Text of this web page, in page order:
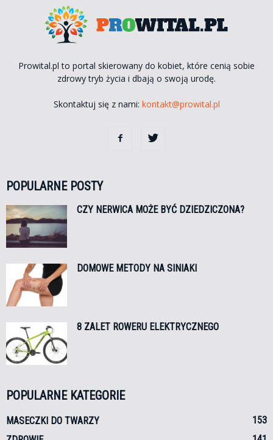
Prowital.pl to portal skierowany do kobiet, które cenią sobie
zdrowy tryb życia i dbają o swoją urodę.
Skontaktuj się z nami: kontakt@prowital.pl
POPULARNE POSTY
CZY NERWICA MOŻE BYĆ DZIEDZICZONA?
DOMOWE METODY NA SINIAKI
8 ZALET ROWERU ELEKTRYCZNEGO
POPULARNE KATEGORIE
MASECZKI DO TWARZY
153